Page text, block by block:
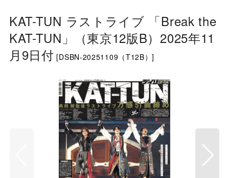
KAT-TUN ラストライブ 「Break the
KAT-TUN」（東京12版B）2025年11
月9日付 [DSBN-20251109（T12B）]